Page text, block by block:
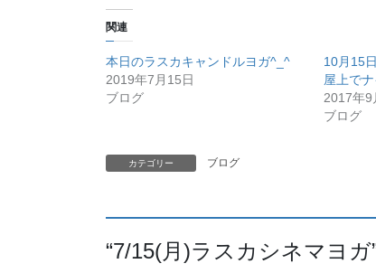
関連
本日のラスカキャンドルヨガ^_^
2019年7月15日
ブログ
10月15
屋上で
2017年9
ブログ
カテゴリー ブログ
“7/15(月)ラスカシネマヨガ